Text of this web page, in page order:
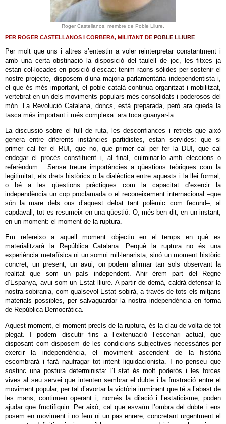
Roger Castellanos, membre de Poble Lliure.
PER ROGER CASTELLANOS I CORBERA, MILITANT DE POBLE LLIURE
Per molt que uns i altres s’entestin a voler reinterpretar constantment i
amb una certa obstinació la disposició del taulell de joc, les fitxes ja
estan col·locades en posició d’escac: tenim raons sòlides per sostenir el
nostre projecte, disposem d’una majoria parlamentària independentista i,
el que és més important, el poble català continua organitzat i mobilitzat,
vertebrat en un dels moviments populars més consolidats i poderosos del
món. La Revolució Catalana, doncs, està preparada, però ara queda la
tasca més important i més complexa: ara toca guanyar-la.
La discussió sobre el full de ruta, les desconfiances i retrets que això
genera entre diferents instàncies partidistes, estan servides: que si
primer cal fer el RUI, que no, que primer cal per fer la DUI, que cal
endegar el procés constituent i, al final, culminar-lo amb eleccions o
referèndum... Sense treure importàncies a qüestions teòriques com la
legitimitat, els drets històrics o la dialèctica entre aquests i la llei formal,
o bé a les qüestions pràctiques com la capacitat d’exercir la
independència un cop proclamada o el reconeixement internacional –que
són la mare dels ous d’aquest debat tant polèmic com fecund–, al
capdavall, tot es resumeix en una qüestió. O, més ben dit, en un instant,
en un moment: el moment de la ruptura.
Em refereixo a aquell moment objectiu en el temps en què es
materialitzarà la República Catalana. Perquè la ruptura no és una
experiència metafísica ni un somni mil·lenarista, sinó un moment històric
concret, un present, un avui, on podem afirmar tan sols observant la
realitat que som un país independent. Ahir érem part del Regne
d’Espanya, avui som un Estat lliure. A partir de demà, caldrà defensar la
nostra sobirania, com qualsevol Estat sobirà, a través de tots els mitjans
materials possibles, per salvaguardar la nostra independència en forma
de República Democràtica.
Aquest moment, el moment precís de la ruptura, és la clau de volta de tot
plegat. I podem discutir fins a l’extenuació l’escenari actual, que
disposant com disposem de les condicions subjectives necessàries per
exercir la independència, el moviment ascendent de la història
escombrarà i farà naufragar tot intent liquidacionista. I no penseu que
sostinc una postura determinista: l’Estat és molt poderós i les forces
vives al seu servei que intenten sembrar el dubte i la frustració entre el
moviment popular, per tal d’avortar la victòria imminent que té a l’abast de
les mans, continuen operant i, només la dilació i l’estaticisme, poden
ajudar que fructifiquin. Per això, cal que esvaïm l’ombra del dubte i ens
posem en moviment i no fem ni un pas enrere, concretant urgentment el